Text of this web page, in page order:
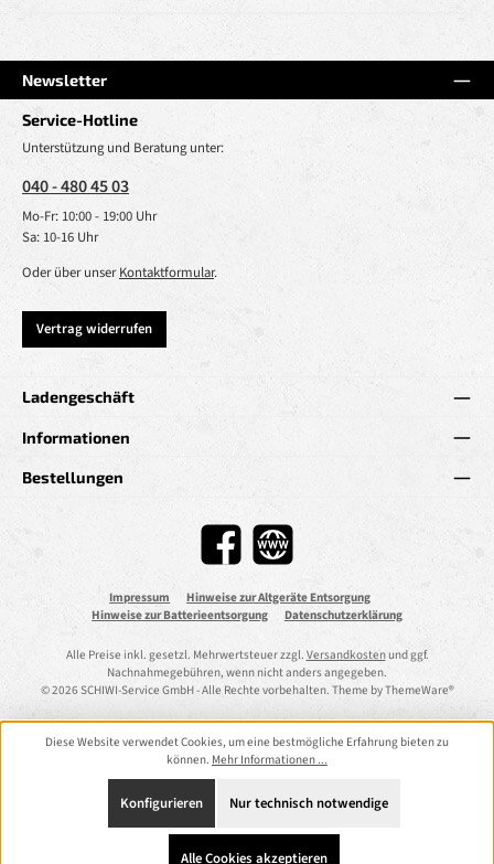
Newsletter
Service-Hotline
Unterstützung und Beratung unter:
040 - 480 45 03
Mo-Fr: 10:00 - 19:00 Uhr
Sa: 10-16 Uhr
Oder über unserKontaktformular.
Vertrag widerrufen
Ladengeschäft
Informationen
Bestellungen
Facebook Website
Impressum
Hinweise zur Altgeräte Entsorgung
Hinweise zur Batterieentsorgung
Datenschutzerklärung
Alle Preise inkl. gesetzl. Mehrwertsteuer zzgl. Versandkostenund ggf.
Nachnahmegebühren, wenn nicht anders angegeben.
© 2026 SCHIWI-Service GmbH - Alle Rechte vorbehalten. Theme byThemeWare®
Diese Website verwendet Cookies, um eine bestmögliche Erfahrung bieten zu
können. Mehr Informationen ...
Nur technisch notwendige
Konfigurieren
Alle Cookies akzeptieren